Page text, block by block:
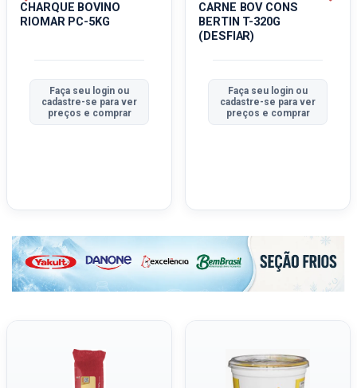
CHARQUE BOVINO
RIOMAR PC-5KG
Faça seu login ou
cadastre-se para ver
preços e comprar
CARNE BOV CONS
BERTIN T-320G
(DESFIAR)
Faça seu login ou
cadastre-se para ver
preços e comprar